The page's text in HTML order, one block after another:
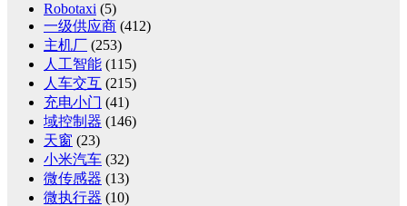
Robotaxi (5)
一级供应商 (412)
主机厂 (253)
人工智能 (115)
人车交互 (215)
充电小门 (41)
域控制器 (146)
天窗 (23)
小米汽车 (32)
微传感器 (13)
微执行器 (10)